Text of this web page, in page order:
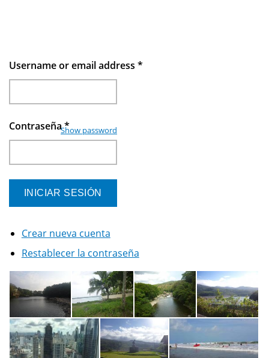
Username or email address *
Contraseña*
Show password
Crear nueva cuenta
Restablecer la contraseña